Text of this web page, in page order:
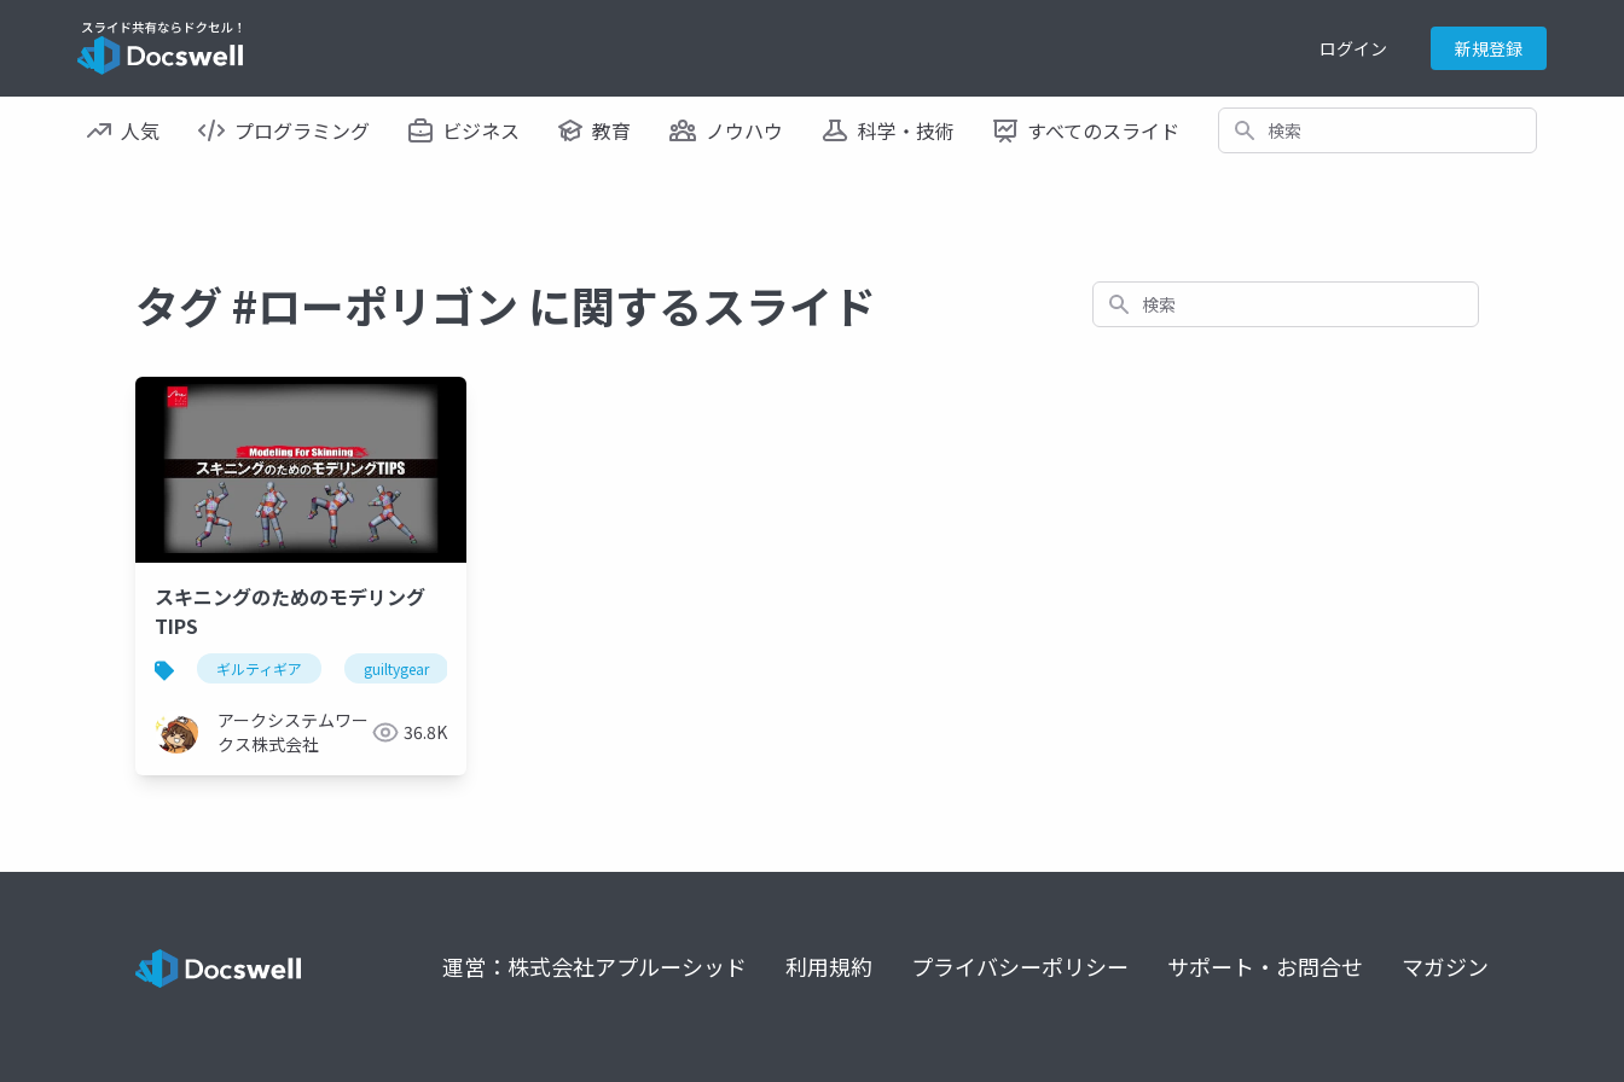
ログイン 新規登録
人気 プログラミング ビジネス 教育 ノウハウ 科学・技術 すべてのスライド 検索
タグ #ローポリゴン に関するスライド 検索
スキニングのためのモデリング
TIPS
ギルティギア guiltygear
アークシステムワー
クス株式会社
36.8K
運営：株式会社アプルーシッド 利用規約 プライバシーポリシー サポート・お問合せ マガジン